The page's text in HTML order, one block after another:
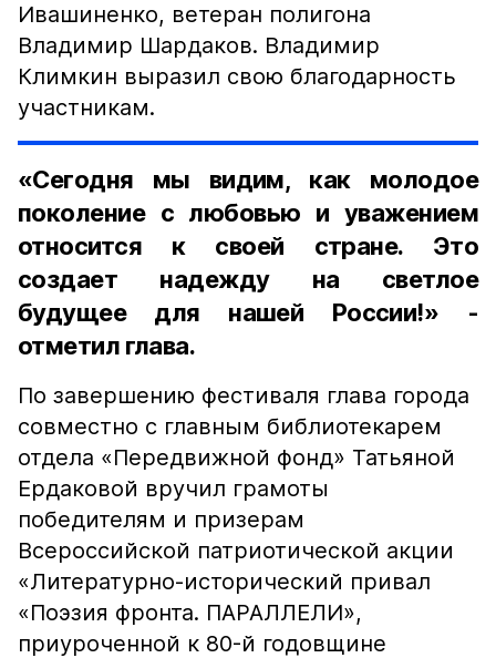
Ивашиненко, ветеран полигона
Владимир Шардаков. Владимир
Климкин выразил свою благодарность
участникам.
«Сегодня мы видим, как молодое
поколение с любовью и уважением
относится к своей стране. Это
создает надежду на светлое
будущее для нашей России!» -
отметил глава.
По завершению фестиваля глава города
совместно с главным библиотекарем
отдела «Передвижной фонд» Татьяной
Ердаковой вручил грамоты
победителям и призерам
Всероссийской патриотической акции
«Литературно-исторический привал
«Поэзия фронта. ПАРАЛЛЕЛИ»,
приуроченной к 80-й годовщине